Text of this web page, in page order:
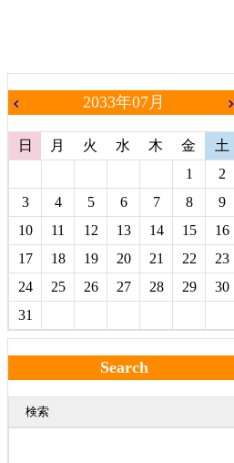
chevron_left 2033年07月 chevron_right
日 月 火 水 木 金
土
1
2
3
4 5 6 7 8
9
10
11 12 13 14 15
16
17
18 19 20 21 22
23
24
25 26 27 28 29
30
31
Search
検索